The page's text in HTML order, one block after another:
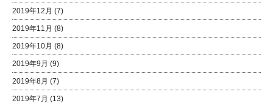
2019年12月 (7)
2019年11月 (8)
2019年10月 (8)
2019年9月 (9)
2019年8月 (7)
2019年7月 (13)